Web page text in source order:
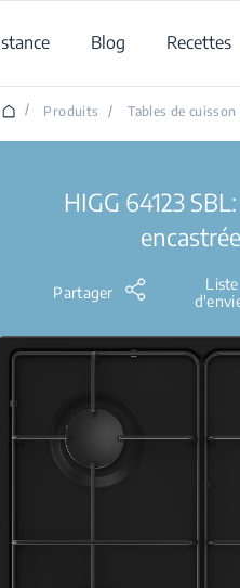
Blog Recettes
/ Produits / Tables de cuisson
HIGG 64123
Partager
Liste